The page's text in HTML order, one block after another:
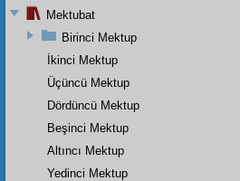
Mektubat
Birinci Mektup
İkinci Mektup
Üçüncü Mektup
Dördüncü Mektup
Beşinci Mektup
Altıncı Mektup
Yedinci Mektup